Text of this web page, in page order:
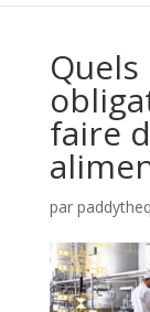
faire
par